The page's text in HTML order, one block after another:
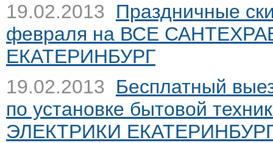
19.02.2013 Праздничные
февраля на ВСЕ
ЕКАТЕРИНБУРГ
19.02.2013 Бесплатный
по установке бытовой
ЭЛЕКТРИКИ